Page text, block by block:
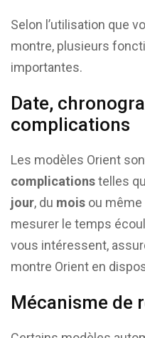
Selon l’utilisation que
montre, plusieurs
importantes.
Date,
complications
Les modèles Orient
complicationstelles
jour, du mois ou même
mesurer le temps
vous intéressent,
montre Orient en
Mécanisme de